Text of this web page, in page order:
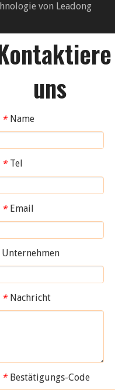
von Leadong
uns
* Name
* Tel
* Email
Unternehmen
* Nachricht
* Bestätigungs-Code